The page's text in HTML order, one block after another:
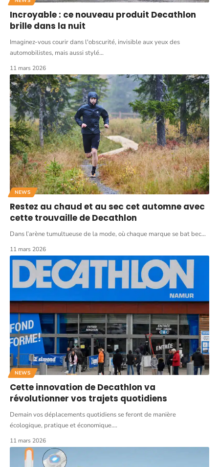
Incroyable : ce nouveau produit Decathlon
brille dans la nuit
Imaginez-vous courir dans l'obscurité, invisible aux yeux des
automobilistes, mais aussi stylé…
11 mars 2026
NEWS
Restez au chaud et au sec cet automne avec
cette trouvaille de Decathlon
Dans l’arène tumultueuse de la mode, où chaque marque se bat bec…
11 mars 2026
NEWS
Cette innovation de Decathlon va
révolutionner vos trajets quotidiens
Demain vos déplacements quotidiens se feront de manière
écologique, pratique et économique.…
11 mars 2026